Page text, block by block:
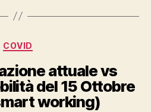
Categorie
COVID
attuale vs
del 15 Ottobre
working)